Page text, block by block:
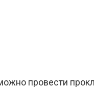
провести